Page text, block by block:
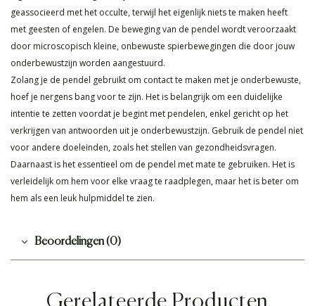
geassocieerd met het occulte, terwijl het eigenlijk niets te maken heeft
met geesten of engelen. De beweging van de pendel wordt veroorzaakt
door microscopisch kleine, onbewuste spierbewegingen die door jouw
onderbewustzijn worden aangestuurd.
Zolang je de pendel gebruikt om contact te maken met je onderbewuste,
hoef je nergens bang voor te zijn. Het is belangrijk om een duidelijke
intentie te zetten voordat je begint met pendelen, enkel gericht op het
verkrijgen van antwoorden uit je onderbewustzijn. Gebruik de pendel niet
voor andere doeleinden, zoals het stellen van gezondheidsvragen.
Daarnaast is het essentieel om de pendel met mate te gebruiken. Het is
verleidelijk om hem voor elke vraag te raadplegen, maar het is beter om
hem als een leuk hulpmiddel te zien.
Beoordelingen (0)